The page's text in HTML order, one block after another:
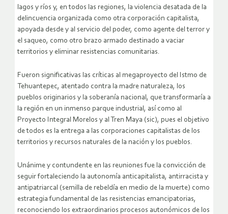
lagos y ríos y, en todos las regiones, la violencia desatada de la
delincuencia organizada como otra corporación capitalista,
apoyada desde y al servicio del poder, como agente del terror y
el saqueo, como otro brazo armado destinado a vaciar
territorios y eliminar resistencias comunitarias.
Fueron significativas las críticas al megaproyecto del Istmo de
Tehuantepec, atentado contra la madre naturaleza, los
pueblos originarios y la soberanía nacional , que transformaría a
la región en un inmenso parque industrial , así como al
Proyecto Integral Morelos y al Tren Maya (sic), pues el objetivo
de todos es la entrega a las corporaciones capitalistas de los
territorios y recursos naturales de la nación y los pueblos.
Unánime y contundente en las reuniones fue la convicción de
seguir fortaleciendo la autonomía anticapitalista, antirracista y
antipatriarcal (semilla de rebeldía en medio de la muerte) como
estrategia fundamental de las resistencias emancipatorias,
reconociendo los extraordinarios procesos autonómicos de los